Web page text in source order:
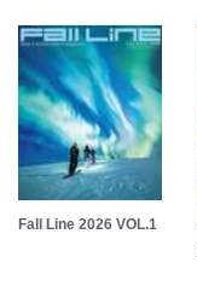
Fall Line 2026 VOL.1